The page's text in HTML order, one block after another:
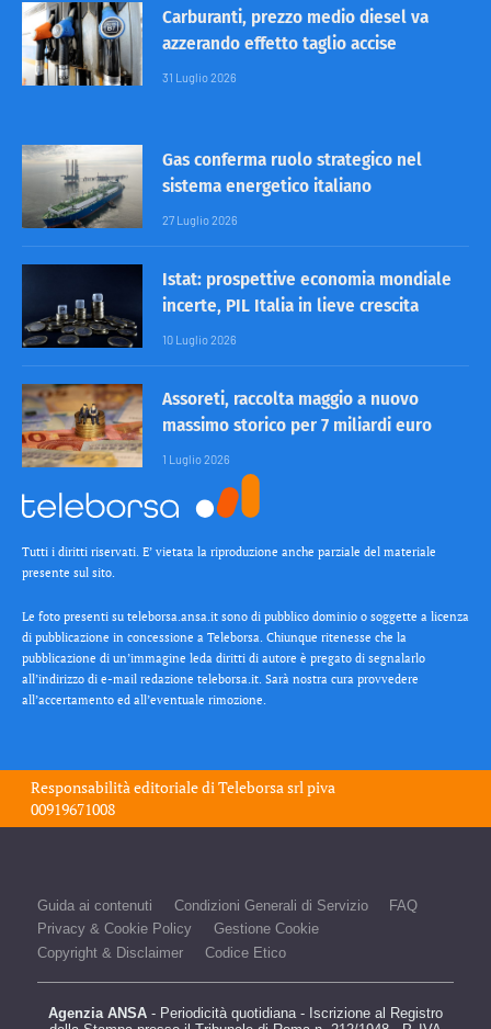
Carburanti, prezzo medio diesel va
azzerando effetto taglio accise
31 Luglio 2026
Gas conferma ruolo strategico nel
sistema energetico italiano
27 Luglio 2026
Istat: prospettive economia mondiale
incerte, PIL Italia in lieve crescita
10 Luglio 2026
Assoreti, raccolta maggio a nuovo
massimo storico per 7 miliardi euro
1 Luglio 2026
Tutti i diritti riservati. E’ vietata la riproduzione anche parziale del materiale
presente sul sito.
Le foto presenti su teleborsa.ansa.it sono di pubblico dominio o soggette a licenza
di pubblicazione in concessione a Teleborsa. Chiunque ritenesse che la
pubblicazione di un’immagine leda diritti di autore è pregato di segnalarlo
all’indirizzo di e-mail redazione teleborsa.it. Sarà nostra cura provvedere
all’accertamento ed all’eventuale rimozione.
Responsabilità editoriale diTeleborsa srlpiva
00919671008
Guida ai contenuti Condizioni Generali di Servizio
FAQ
Privacy & Cookie Policy
Gestione Cookie
Copyright & Disclaimer
Codice Etico
Agenzia ANSA - Periodicità quotidiana - Iscrizione al Registro